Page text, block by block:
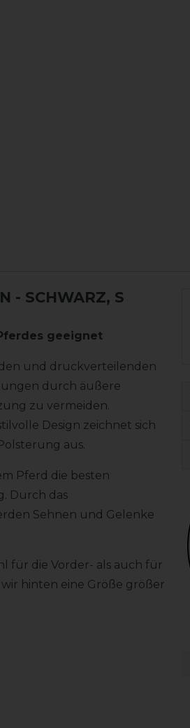
- SCHWARZ, S
geeignet
und druckverteilenden
durch äußere
zu vermeiden.
Design zeichnet sich
aus.
Pferd die besten
Durch das
Sehnen und Gelenke
für die Vorder- als auch für
hinten eine Größe größer